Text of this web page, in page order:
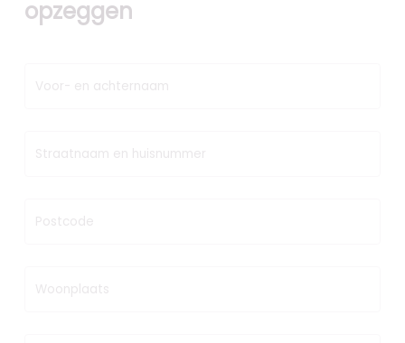
opzeggen
Voor- en achternaam
Straatnaam en huisnummer
Postcode
Woonplaats